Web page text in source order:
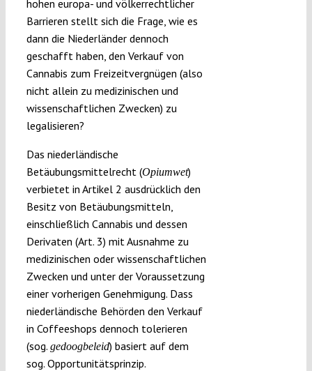
hohen europa- und völkerrechtlicher
Barrieren stellt sich die Frage, wie es
dann die Niederländer dennoch
geschafft haben, den Verkauf von
Cannabis zum Freizeitvergnügen (also
nicht allein zu medizinischen und
wissenschaftlichen Zwecken) zu
legalisieren?
Das niederländische
Betäubungsmittelrecht (Opiumwet)
verbietet in Artikel 2 ausdrücklich den
Besitz von Betäubungsmitteln,
einschließlich Cannabis und dessen
Derivaten (Art. 3) mit Ausnahme zu
medizinischen oder wissenschaftlichen
Zwecken und unter der Voraussetzung
einer vorherigen Genehmigung. Dass
niederländische Behörden den Verkauf
in Coffeeshops dennoch tolerieren
(sog. gedoogbeleid) basiert auf dem
sog. Opportunitätsprinzip.